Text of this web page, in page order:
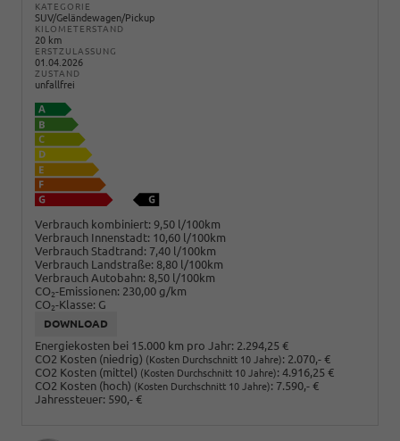
KATEGORIE
SUV/Geländewagen/Pickup
KILOMETERSTAND
20 km
ERSTZULASSUNG
01.04.2026
ZUSTAND
unfallfrei
Verbrauch kombiniert: 9,50 l/100km
Verbrauch Innenstadt: 10,60 l/100km
Verbrauch Stadtrand: 7,40 l/100km
Verbrauch Landstraße: 8,80 l/100km
Verbrauch Autobahn: 8,50 l/100km
CO2-Emissionen: 230,00 g/km
CO2-Klasse: G
DOWNLOAD
Energiekosten bei 15.000 km pro Jahr: 2.294,25 €
CO2 Kosten (niedrig) (Kosten Durchschnitt 10 Jahre): 2.070,- €
CO2 Kosten (mittel) (Kosten Durchschnitt 10 Jahre): 4.916,25 €
CO2 Kosten (hoch) (Kosten Durchschnitt 10 Jahre): 7.590,- €
Jahressteuer: 590,- €